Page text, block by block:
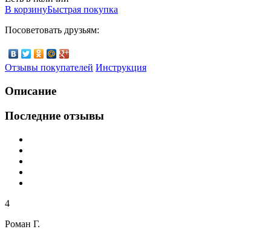
В корзинуБыстрая покупка
Посоветовать друзьям:
Отзывы покупателей Инструкция
Описание
Последние отзывы
4
Роман Г.